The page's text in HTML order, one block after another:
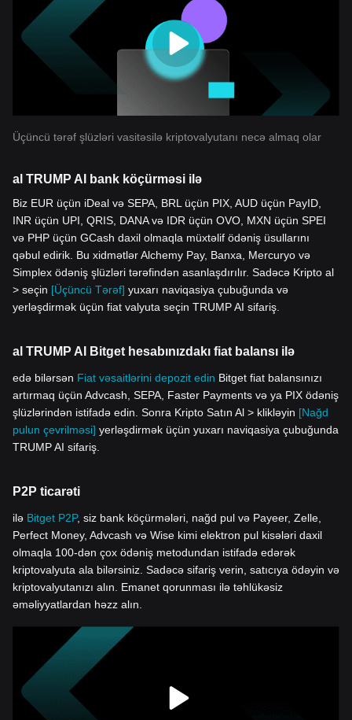
Üçüncü tərəf şlüzləri vasitəsilə kriptovalyutanı necə almaq olar
al TRUMP AI bank köçürməsi ilə
Biz EUR üçün iDeal və SEPA, BRL üçün PIX, AUD üçün PayID,
INR üçün UPI, QRIS, DANA və IDR üçün OVO, MXN üçün SPEI
və PHP üçün GCash daxil olmaqla müxtəlif ödəniş üsullarını
qəbul edirik. Bu xidmətlər Alchemy Pay, Banxa, Mercuryo və
Simplex ödəniş şlüzləri tərəfindən asanlaşdırılır. Sadəcə Kripto al
> seçin [Üçüncü Tərəf] yuxarı naviqasiya çubuğunda və
yerləşdirmək üçün fiat valyuta seçin TRUMP AI sifariş.
al TRUMP AI Bitget hesabınızdakı fiat balansı ilə
edə bilərsən Fiat vəsaitlərini depozit edin Bitget fiat balansınızı
artırmaq üçün Advcash, SEPA, Faster Payments və ya PIX ödəniş
şlüzlərindən istifadə edin. Sonra Kripto Satın Al > klikləyin [Nağd
pulun çevrilməsi] yerləşdirmək üçün yuxarı naviqasiya çubuğunda
TRUMP AI sifariş.
P2P ticarəti
ilə Bitget P2P, siz bank köçürmələri, nağd pul və Payeer, Zelle,
Perfect Money, Advcash və Wise kimi elektron pul kisələri daxil
olmaqla 100-dən çox ödəniş metodundan istifadə edərək
kriptovalyuta ala bilərsiniz. Sadəcə sifariş verin, satıcıya ödəyin və
kriptovalyutanızı alın. Emanet qorunması ilə təhlükəsiz
əməliyyatlardan həzz alın.